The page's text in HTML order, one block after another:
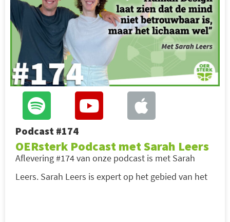
Podcast #174
OERsterk Podcast met Sarah Leers
Aflevering #174 van onze podcast is met Sarah
Leers. Sarah Leers is expert op het gebied van het